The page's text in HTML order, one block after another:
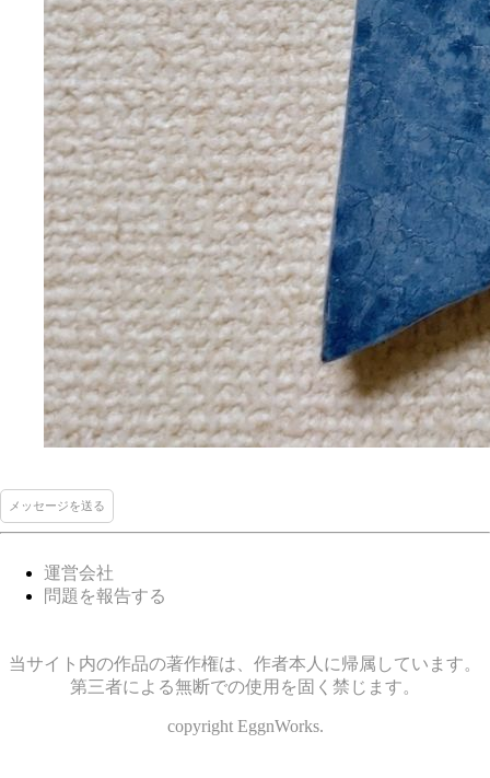
メッセージを送る
運営会社
問題を報告する
当サイト内の作品の著作権は、作者本人に帰属しています。
第三者による無断での使用を固く禁じます。
copyright EggnWorks.